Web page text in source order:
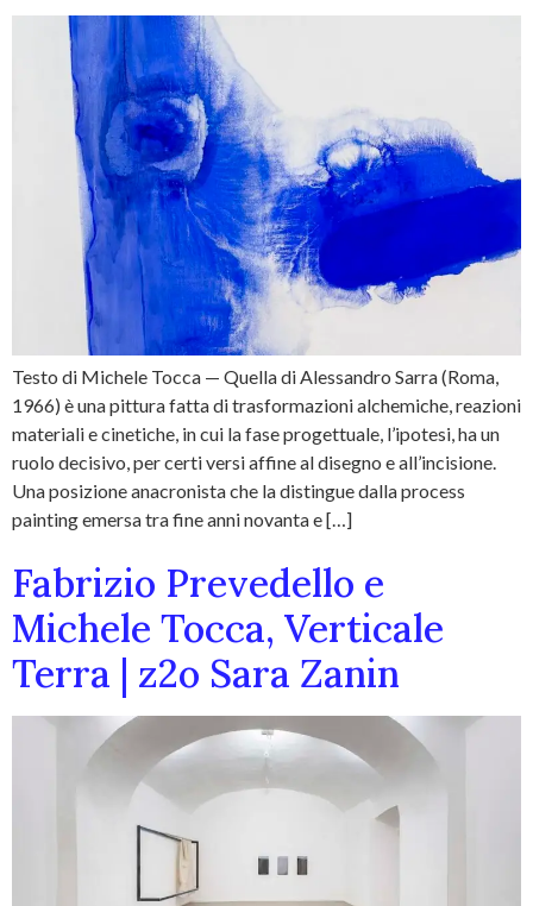
Testo di Michele Tocca — Quella di Alessandro Sarra (Roma,
1966) è una pittura fatta di trasformazioni alchemiche, reazioni
materiali e cinetiche, in cui la fase progettuale, l’ipotesi, ha un
ruolo decisivo, per certi versi affine al disegno e all’incisione.
Una posizione anacronista che la distingue dalla process
painting emersa tra fine anni novanta e […]
Fabrizio Prevedello e
Michele Tocca, Verticale
Terra | z2o Sara Zanin